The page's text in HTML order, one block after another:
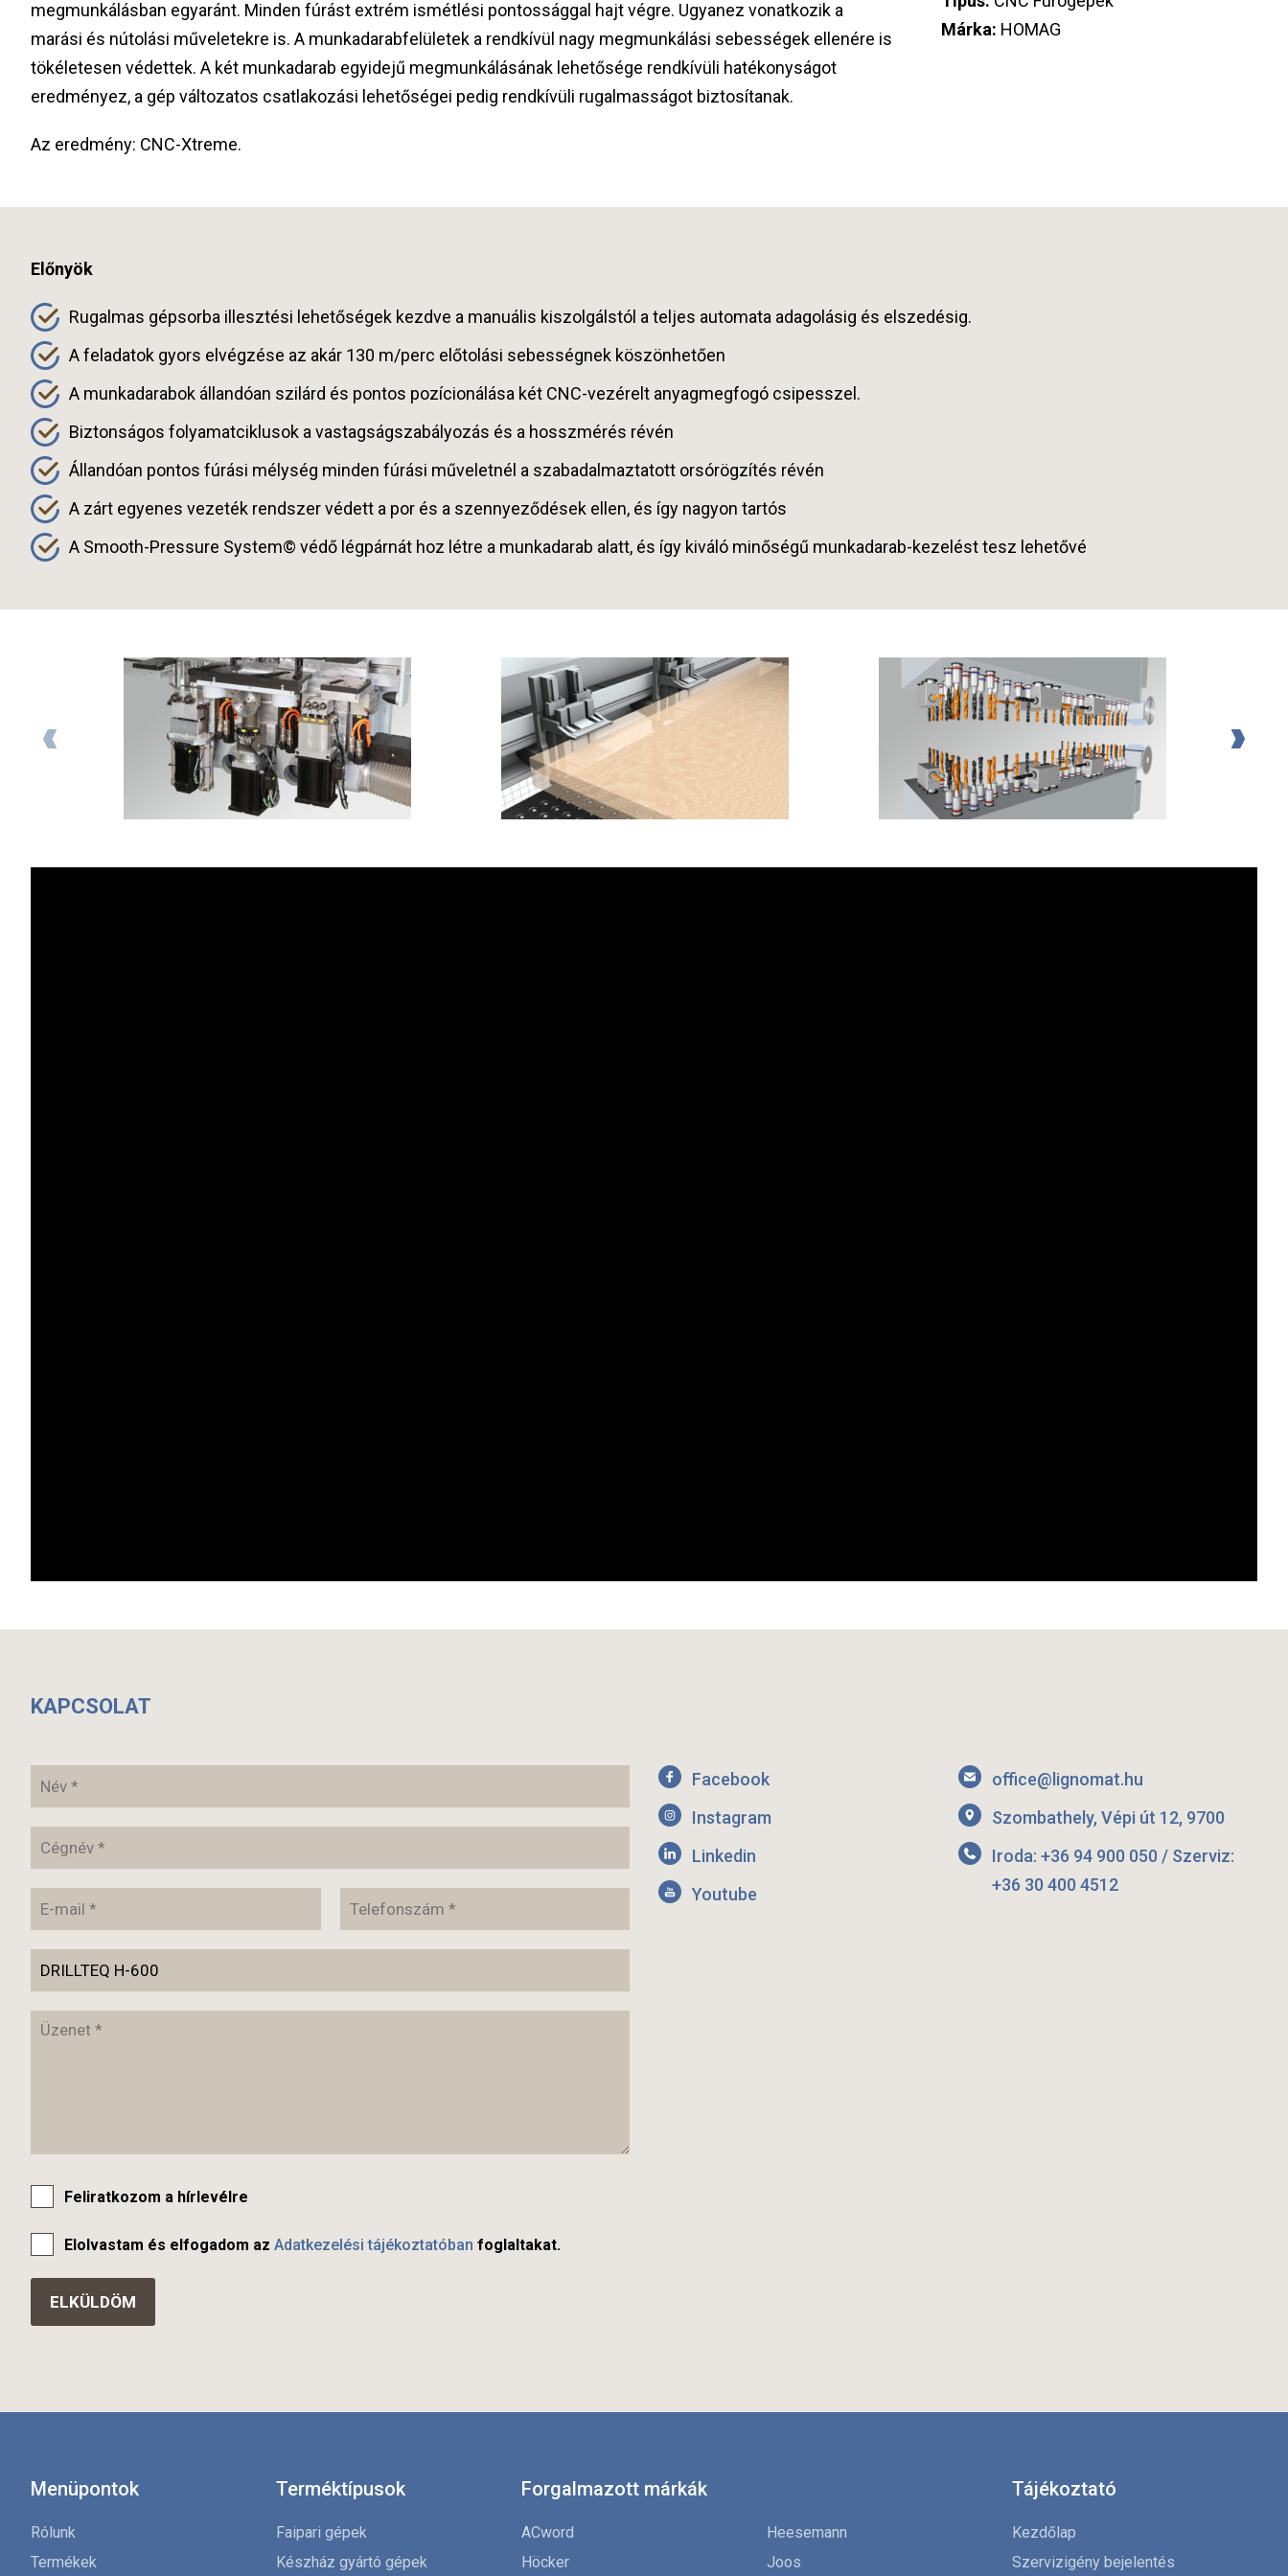
megmunkálásban egyaránt. Minden fúrást extrém ismétlési pontossággal hajt végre. Ugyanez vonatkozik a
marási és nútolási műveletekre is. A munkadarabfelületek a rendkívül nagy megmunkálási sebességek ellenére is
tökéletesen védettek. A két munkadarab egyidejű megmunkálásának lehetősége rendkívüli hatékonyságot
eredményez, a gép változatos csatlakozási lehetőségei pedig rendkívüli rugalmasságot biztosítanak.
Az eredmény: CNC-Xtreme.
Márka: HOMAG
Előnyök
Rugalmas gépsorba illesztési lehetőségek kezdve a manuális kiszolgálstól a teljes automata adagolásig és elszedésig.
A feladatok gyors elvégzése az akár 130 m/perc előtolási sebességnek köszönhetően
A munkadarabok állandóan szilárd és pontos pozícionálása két CNC-vezérelt anyagmegfogó csipesszel.
Biztonságos folyamatciklusok a vastagságszabályozás és a hosszmérés révén
Állandóan pontos fúrási mélység minden fúrási műveletnél a szabadalmaztatott orsórögzítés révén
A zárt egyenes vezeték rendszer védett a por és a szennyeződések ellen, és így nagyon tartós
A Smooth-Pressure System© védő légpárnát hoz létre a munkadarab alatt, és így kiváló minőségű munkadarab-kezelést tesz lehetővé
KAPCSOLAT
Feliratkozom a hírlevélre
Elolvastam és elfogadom az Adatkezelési tájékoztatóban foglaltakat.
Facebook
Instagram
Linkedin
Youtube
office@lignomat.hu
Szombathely, Vépi út 12, 9700
Iroda: +36 94 900 050 / Szerviz:
+36 30 400 4512
Menüpontok
Rólunk
Termékek
Terméktípusok
Faipari gépek
Készház gyártó gépek
Forgalmazott márkák
ACword
Heesemann
Höcker
Joos
Tájékoztató
Kezdőlap
Szervizigény bejelentés